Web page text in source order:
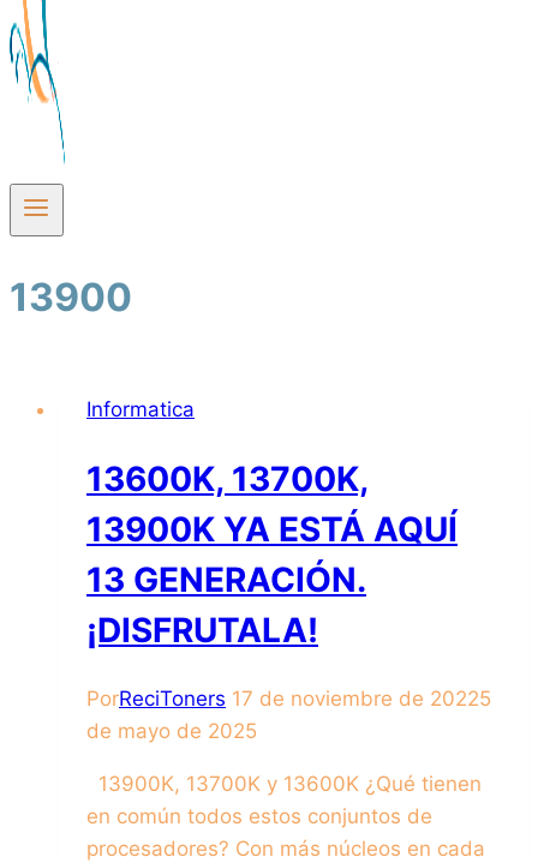
13900
Informatica
13600K, 13700K,
13900K YA ESTÁ AQUÍ
13 GENERACIÓN.
¡DISFRUTALA!
PorReciToners 17 de noviembre de 20225
de mayo de 2025
13900K, 13700K y 13600K ¿Qué tienen
en común todos estos conjuntos de
procesadores? Con más núcleos en cada